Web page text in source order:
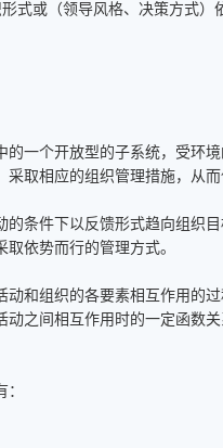
式或（领导风格、决策方式）
个开放型的子系统，受环境
采取相应的组织管理措施，从
件下以反馈形式趋向组织目
依势而行的管理方式。
组织的各要素相互作用的过
动之间相互作用时的一定函数